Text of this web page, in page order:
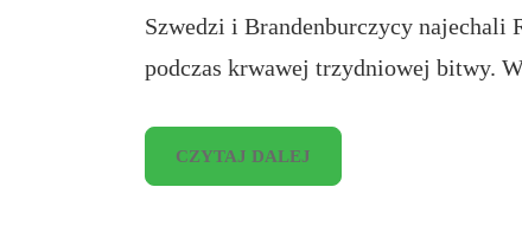
Szwedzi i Brandenburczycy najechali
podczas krwawej trzydniowej bitwy.
CZYTAJ DALEJ